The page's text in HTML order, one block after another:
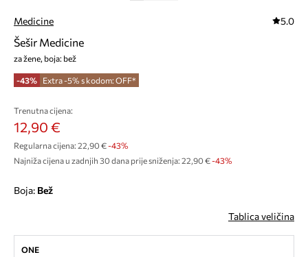
Medicine 5.0
Šešir Medicine
za žene, boja: bež
-43% Extra -5% s kodom: OFF*
Trenutna cijena:
12,90 €
Regularna cijena: 22,90 €-43%
Najniža cijena u zadnjih 30 dana prije sniženja: 22,90 € -43%
Boja: bež
Tablica veličina
ONE